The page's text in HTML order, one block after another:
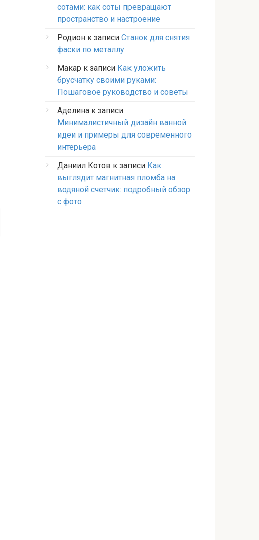
сотами: как соты превращают
пространство и настроение
Родион к записи Станок для снятия
фаски по металлу
Макар к записи Как уложить
брусчатку своими руками:
Пошаговое руководство и советы
Аделина к записи
Минималистичный дизайн ванной:
идеи и примеры для современного
интерьера
Даниил Котов к записи Как
выглядит магнитная пломба на
водяной счетчик: подробный обзор
с фото